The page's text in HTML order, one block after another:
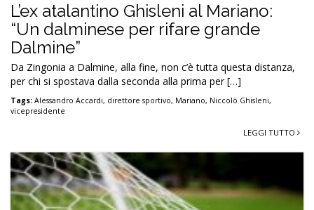
L’ex atalantino Ghisleni al Mariano:
“Un dalminese per rifare grande
Dalmine”
Da Zingonia a Dalmine, alla fine, non c’è tutta questa distanza,
per chi si spostava dalla seconda alla prima per […]
Tags: Alessandro Accardi, direttore sportivo, Mariano, Niccolò Ghisleni,
vicepresidente
LEGGI TUTTO